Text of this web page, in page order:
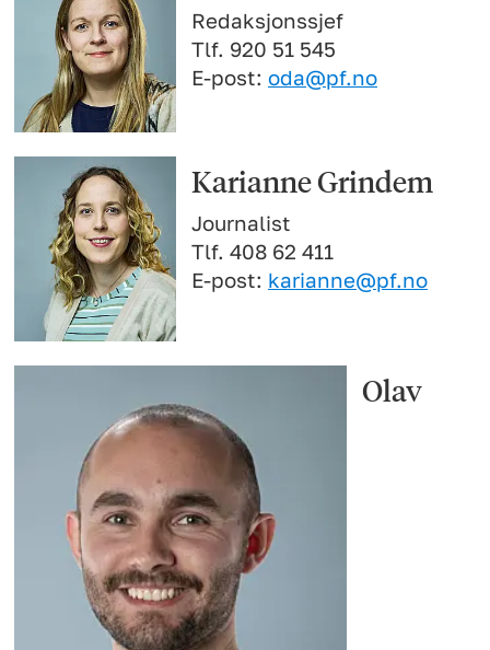
Redaksjonssjef
Tlf. 920 51 545
E-post: oda@pf.no
Karianne Grindem
Journalist
Tlf. 408 62 411
E-post: karianne@pf.no
Olav